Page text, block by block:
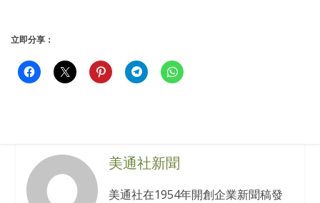
立即分享：
美通社新聞
美通社在1954年開創企業新聞稿發